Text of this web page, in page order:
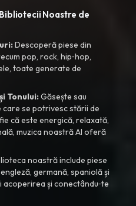
Noastre de
Descoperă piese din
pop, rock, hip‑hop,
toate generate de
Tonului:Găsește sau
care se potrivesc stării de
că este energică, relaxată,
muzica noastră AI oferă
noastră include piese
germană, spaniolă și
acoperirea și conectându‑te